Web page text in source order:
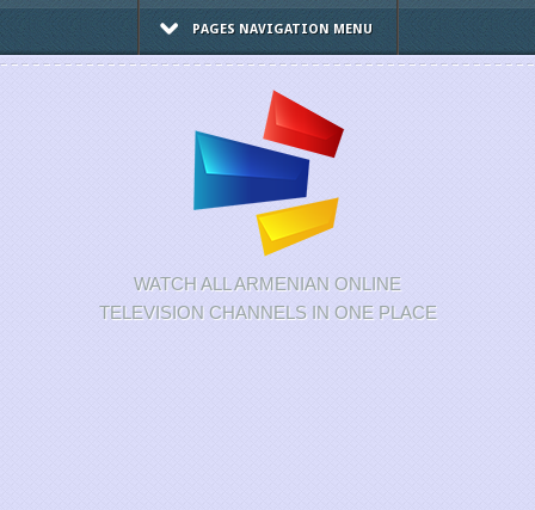
PAGES NAVIGATION MENU
WATCH ALL ARMENIAN ONLINE
TELEVISION CHANNELS IN ONE PLACE